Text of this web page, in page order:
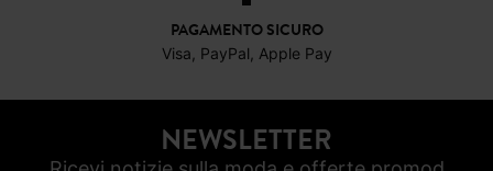
Ricevi notizie sulla moda e offerte promod
SOTTOSCRIVI